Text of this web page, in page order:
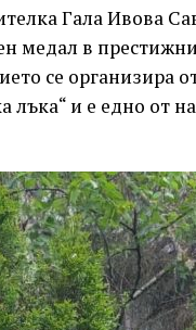
Гала Ивова
медал в
се организира
и е едно от